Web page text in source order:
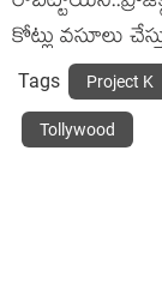
కోట్లు వ‌సూలు
Tags Project K
Tollywood